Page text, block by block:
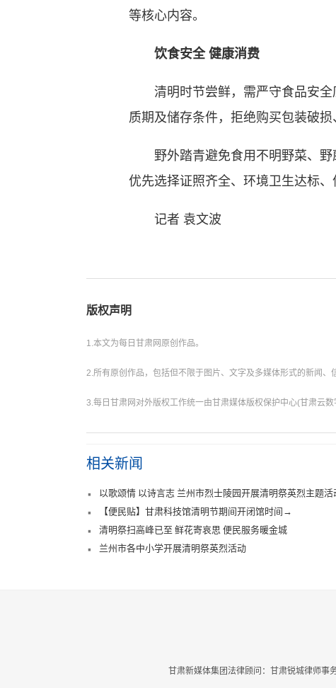
等核心内容。
饮食安全 健康消费
清明时节尝鲜，需严守食品安全
质期及储存条件，拒绝购买包装破
野外踏青避免食用不明野菜、野
优先选择证照齐全、环境卫生达标
记者 袁文波
版权声明
1.本文为每日甘肃网原创作品。
2.所有原创作品，包括但不限于图片、文字及多媒体形式的新闻
3.每日甘肃网对外版权工作统一由甘肃媒体版权保护中心(甘肃云
相关新闻
以歌颂情 以诗言志 兰州市烈士陵园开展清明祭英烈主题活
【便民贴】甘肃科技馆清明节期间开闭馆时间→
清明祭扫高峰已至 鲜花寄哀思 便民服务暖金城
兰州市各中小学开展清明祭英烈活动
甘肃新媒体集团法律顾问：甘肃锐城律